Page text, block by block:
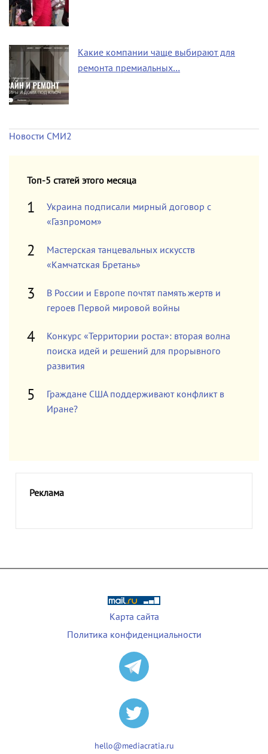
Какие компании чаще выбирают для
ремонта премиальных…
Новости СМИ2
Топ-5 статей этого месяца
Украина подписали мирный договор с
«Газпромом»
Мастерская танцевальных искусств
«Камчатская Бретань»
В России и Европе почтят память жертв и
героев Первой мировой войны
Конкурс «Территории роста»: вторая волна
поиска идей и решений для прорывного
развития
Граждане США поддерживают конфликт в
Иране?
Реклама
Карта сайта
Политика конфиденциальности
hello@mediacratia.ru